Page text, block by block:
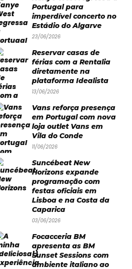
Portugal para
imperdível concerto no
Estádio do Algarve
23/06/2026
Reservar casas de
férias com a Rentalia
diretamente na
plataforma Idealista
13/06/2026
Vans reforça presença
em Portugal com nova
loja outlet Vans em
Vila do Conde
11/06/2026
Suncébeat New
Horizons expande
programação com
festas oficiais em
Lisboa e na Costa da
Caparica
03/06/2026
Focacceria BM
apresenta as BM
Sunset Sessions com
ambiente italiano ao